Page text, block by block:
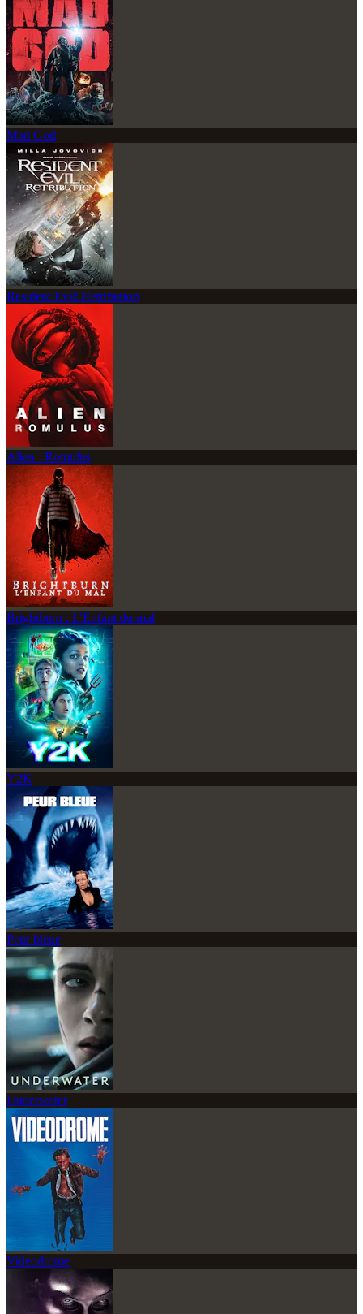
Mad God
Resident Evil: Retribution
Alien : Romulus
Brightburn : L'Enfant du mal
Y2K
Peur bleue
Underwater
Videodrome